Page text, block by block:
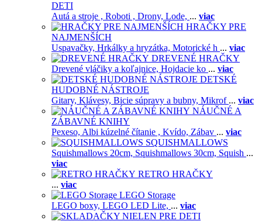
DETI
Autá a stroje , Roboti , Drony, Lode, ... viac
HRAČKY PRE
NAJMENŠÍCH
Uspavačky, Hrkálky a hryzátka, Motorické h ... viac
DREVENÉ HRAČKY
Drevené vláčiky a koľajnice, Hojdacie ko ... viac
DETSKÉ
HUDOBNÉ NÁSTROJE
Gitary, Klávesy, Bicie súpravy a bubny, Mikrof ... viac
NÁUČNÉ A
ZÁBAVNÉ KNIHY
Pexeso, Albi kúzelné čítanie , Kvído, Zábav ... viac
SQUISHMALLOWS
Squishmallows 20cm, Squishmallows 30cm, Squish ...
viac
RETRO HRAČKY
... viac
LEGO Storage
LEGO boxy, LEGO LED Lite, ... viac